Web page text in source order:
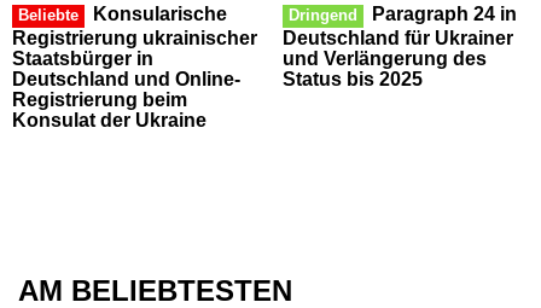
Beliebte
Konsularische
Registrierung ukrainischer
Staatsbürger in
Deutschland und Online-
Registrierung beim
Konsulat der Ukraine
Dringend
Paragraph 24 in
Deutschland für Ukrainer
und Verlängerung des
Status bis 2025
AM BELIEBTESTEN